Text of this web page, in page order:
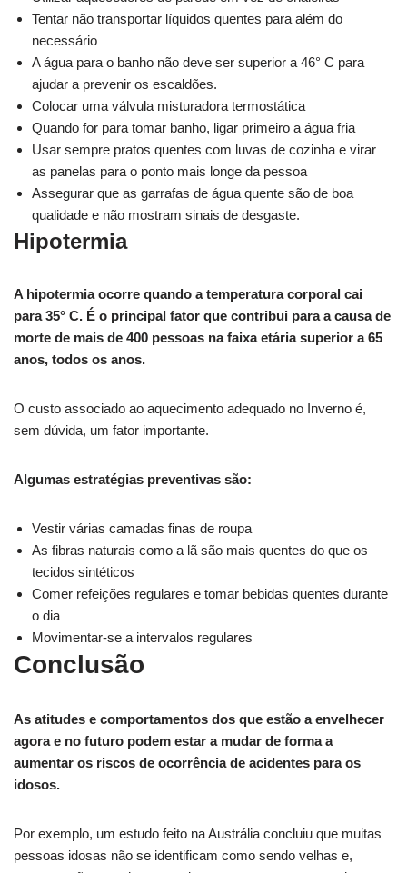
Tentar não transportar líquidos quentes para além do
necessário
A água para o banho não deve ser superior a 46° C para
ajudar a prevenir os escaldões.
Colocar uma válvula misturadora termostática
Quando for para tomar banho, ligar primeiro a água fria
Usar sempre pratos quentes com luvas de cozinha e virar
as panelas para o ponto mais longe da pessoa
Assegurar que as garrafas de água quente são de boa
qualidade e não mostram sinais de desgaste.
Hipotermia
A hipotermia ocorre quando a temperatura corporal cai
para 35° C. É o principal fator que contribui para a causa de
morte de mais de 400 pessoas na faixa etária superior a 65
anos, todos os anos.
O custo associado ao aquecimento adequado no Inverno é,
sem dúvida, um fator importante.
Algumas estratégias preventivas são:
Vestir várias camadas finas de roupa
As fibras naturais como a lã são mais quentes do que os
tecidos sintéticos
Comer refeições regulares e tomar bebidas quentes durante
o dia
Movimentar-se a intervalos regulares
Conclusão
As atitudes e comportamentos dos que estão a envelhecer
agora e no futuro podem estar a mudar de forma a
aumentar os riscos de ocorrência de acidentes para os
idosos.
Por exemplo, um estudo feito na Austrália concluiu que muitas
pessoas idosas não se identificam como sendo velhas e,